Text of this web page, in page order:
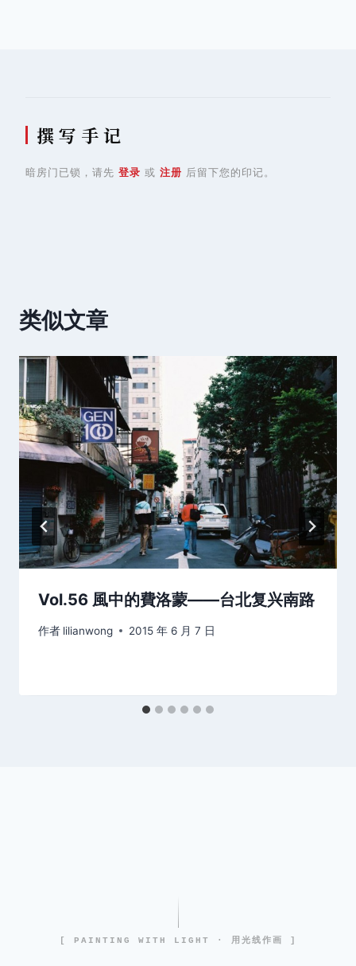
撰 写 手 记
暗房门已锁，请先 登录 或 注册 后留下您的印记。
类似文章
Vol.56 風中的費洛蒙——台北复兴南路
作者 lilianwong 2015 年 6 月 7 日
[ PAINTING WITH LIGHT · 用光线作画 ]